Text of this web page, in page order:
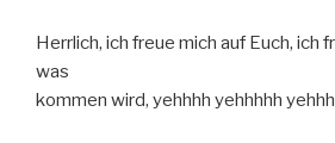
Herrlich, ich freue mich auf Euch, ich
was
kommen wird, yehhhh yehhhhh